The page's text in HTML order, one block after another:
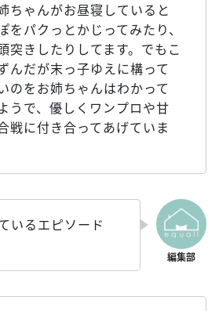
ちゃんがお昼寝していると
をパクっとかじってみたり、
突きしたりしてます。でもこ
んだが末っ子ゆえに構って
のをお姉ちゃんはわかって
うで、優しくワンプロや甘
戦に付き合ってあげていま
いるエピソード